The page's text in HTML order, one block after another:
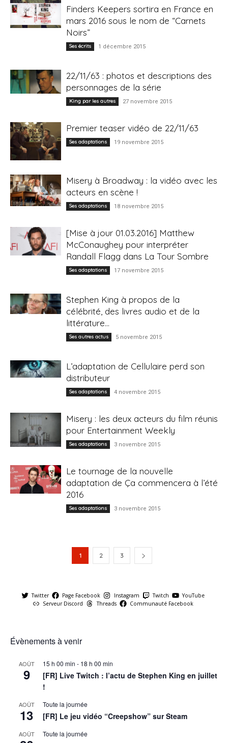
Finders Keepers sortira en France en
mars 2016 sous le nom de “Carnets
Noirs”
Ses écrits 1 décembre 2015
22/11/63 : photos et descriptions des
personnages de la série
King par les autres 27 novembre 2015
Premier teaser vidéo de 22/11/63
Ses adaptations 19 novembre 2015
Misery à Broadway : la vidéo avec les
acteurs en scène !
Ses adaptations 18 novembre 2015
[Mise à jour 01.03.2016] Matthew
McConaughey pour interpréter
Randall Flagg dans La Tour Sombre
Ses adaptations 17 novembre 2015
Stephen King à propos de la
célébrité, des livres audio et de la
littérature...
Ses autres actus 5 novembre 2015
L’adaptation de Cellulaire perd son
distributeur
Ses adaptations 4 novembre 2015
Misery : les deux acteurs du film réunis
pour Entertainment Weekly
Ses adaptations 3 novembre 2015
Le tournage de la nouvelle
adaptation de Ça commencera à l’été
2016
Ses adaptations 3 novembre 2015
1 2 3
Twitter Page Facebook Instagram Twitch
YouTube
Serveur Discord
Threads Communauté Facebook
Évènements à venir
AOÛT
9
15 h 00 min - 18 h 00 min
[FR] Live Twitch : l’actu de Stephen King en juillet
!
AOÛT
13
Toute la journée
[FR] Le jeu vidéo “Creepshow” sur Steam
AOÛT Toute la journée